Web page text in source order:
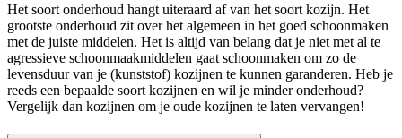
Het soort onderhoud hangt uiteraard af van het soort kozijn. Het
grootste onderhoud zit over het algemeen in het goed schoonmaken
met de juiste middelen. Het is altijd van belang dat je niet met al te
agressieve schoonmaakmiddelen gaat schoonmaken om zo de
levensduur van je (kunststof) kozijnen te kunnen garanderen. Heb je
reeds een bepaalde soort kozijnen en wil je minder onderhoud?
Vergelijk dan kozijnen om je oude kozijnen te laten vervangen!